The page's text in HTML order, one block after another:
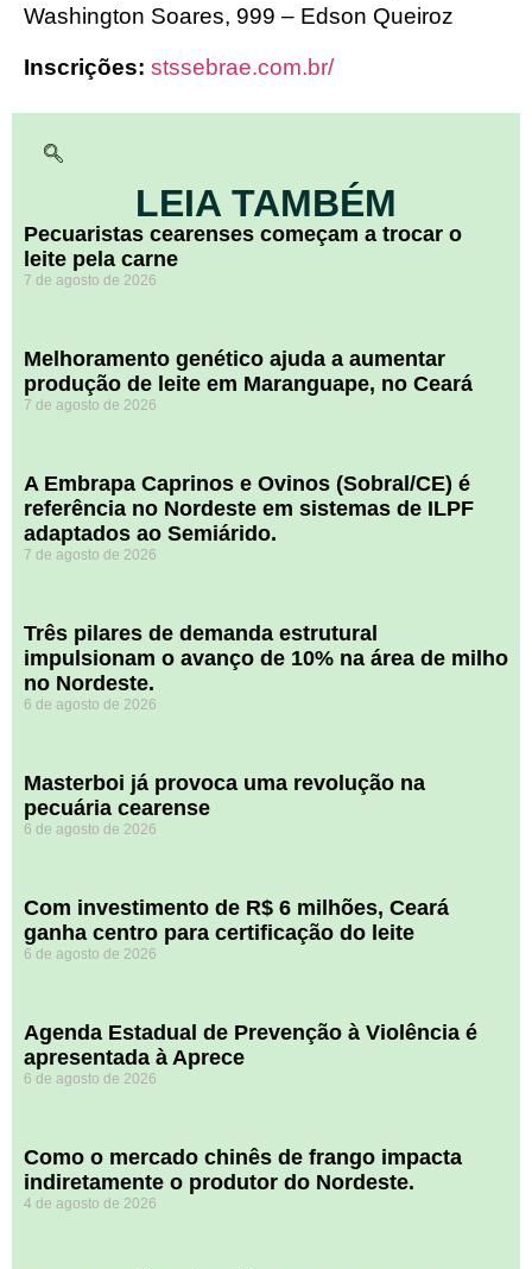
Washington Soares, 999 – Edson Queiroz
Inscrições: stssebrae.com.br/
LEIA TAMBÉM
Pecuaristas cearenses começam a trocar o
leite pela carne
7 de agosto de 2026
Melhoramento genético ajuda a aumentar
produção de leite em Maranguape, no Ceará
7 de agosto de 2026
A Embrapa Caprinos e Ovinos (Sobral/CE) é
referência no Nordeste em sistemas de ILPF
adaptados ao Semiárido.
7 de agosto de 2026
​Três pilares de demanda estrutural
impulsionam o avanço de 10% na área de milho
no Nordeste.
6 de agosto de 2026
Masterboi já provoca uma revolução na
pecuária cearense
6 de agosto de 2026
Com investimento de R$ 6 milhões, Ceará
ganha centro para certificação do leite
6 de agosto de 2026
Agenda Estadual de Prevenção à Violência é
apresentada à Aprece
6 de agosto de 2026
​Como o mercado chinês de frango impacta
indiretamente o produtor do Nordeste.
4 de agosto de 2026